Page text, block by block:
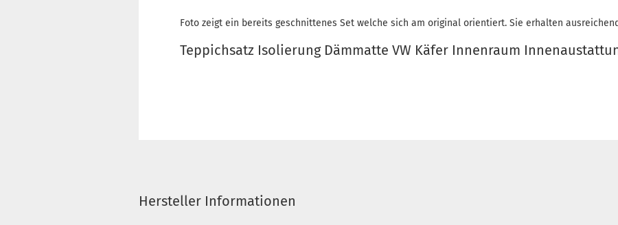
Foto zeigt ein bereits geschnittenes Set welche sich am original orientiert. Sie erhalten
Teppichsatz Isolierung Dämmatte VW Käfer Innenraum
Hersteller Informationen